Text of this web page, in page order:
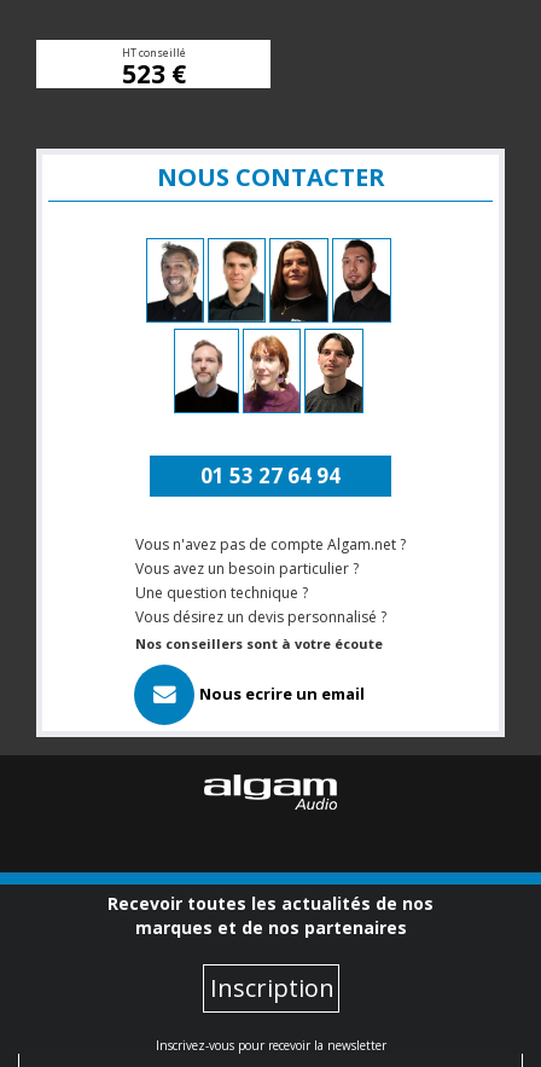
HT conseillé
523 €
NOUS CONTACTER
01 53 27 64 94
Vous n'avez pas de compte Algam.net ?
Vous avez un besoin particulier ?
Une question technique ?
Vous désirez un devis personnalisé ?
Nos conseillers sont à votre écoute
Nous ecrire un email
Recevoir toutes les actualités de nos
marques et de nos partenaires
Inscription
Inscrivez-vous pour recevoir la newsletter